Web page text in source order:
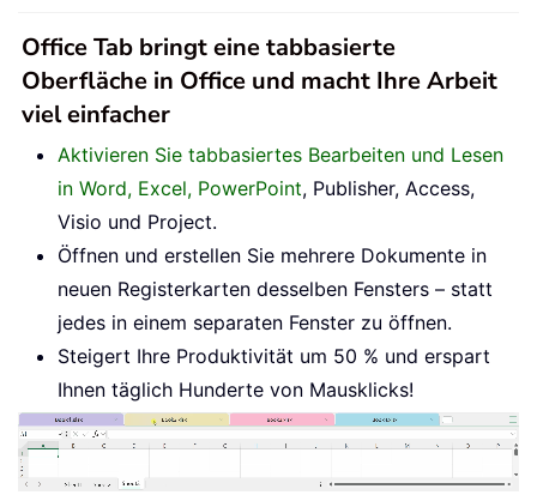
Office Tab bringt eine tabbasierte
Oberfläche in Office und macht Ihre Arbeit
viel einfacher
Aktivieren Sie tabbasiertes Bearbeiten und Lesen
in Word, Excel, PowerPoint, Publisher, Access,
Visio und Project.
Öffnen und erstellen Sie mehrere Dokumente in
neuen Registerkarten desselben Fensters – statt
jedes in einem separaten Fenster zu öffnen.
Steigert Ihre Produktivität um 50 % und erspart
Ihnen täglich Hunderte von Mausklicks!